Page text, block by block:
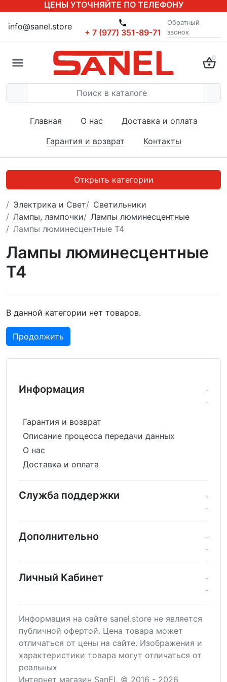
ЦЕНЫ УТОЧНЯЙТЕ ПО ТЕЛЕФОНУ
info@sanel.store
+ 7 (977) 351-89-71
Обратный
звонок
0
Главная О нас
Доставка и оплата
Гарантия и возврат
Контакты
Открыть категории
Электрика и Свет
Светильники
Лампы, лампочки
Лампы люминесцентные
Лампы люминесцентные T4
Лампы люминесцентные
T4
В данной категории нет товаров.
Продолжить
Информация
Гарантия и возврат
Описание процесса передачи данных
О нас
Доставка и оплата
Служба поддержки
Дополнительно
Личный Кабинет
Информация на сайте sanel.store не является
публичной офертой. Цена товара может
отличаться от цены на сайте. Изображения и
характеристики товара могут отличаться от
реальных
Интернет магазин SanEL © 2016 - 2026